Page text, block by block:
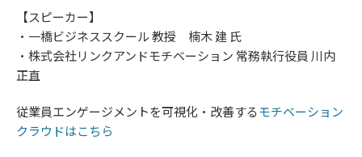
【スピーカー】
・一橋ビジネススクール 教授 楠木 建 氏
・株式会社リンクアンドモチベーション 常務執行役員 川内
正直
従業員エンゲージメントを可視化・改善するモチベーション
クラウドはこちら